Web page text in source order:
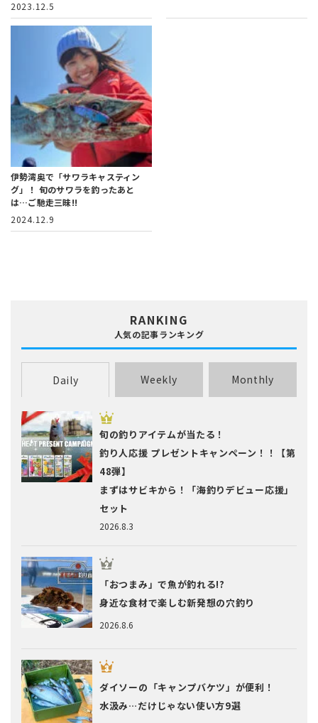
2023.12.5
伊勢湾奥で「サワラキャスティン
グ」！ 旬のサワラを釣ったあと
は…ご馳走三昧!!
2024.12.9
RANKING
人気の記事ランキング
Daily Weekly Monthly
2026.8.3
旬の釣りアイテムが当たる！
釣り人応援 プレゼントキャンペーン！！【第
48弾】
まずはサビキから！「海釣りデビュー応援」
セット
2026.8.6
「おつまみ」で魚が釣れる!?
身近な食材で楽しむ新発想の穴釣り
ダイソーの「キャンプバケツ」が便利！
水汲み…だけじゃない使い方9選